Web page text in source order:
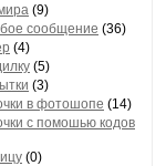
(9)
сообщение (36)
(4)
(5)
(3)
в фотошопе (14)
с помошью кодов
(0)